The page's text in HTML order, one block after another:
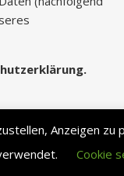
Anzeigen
Cookie